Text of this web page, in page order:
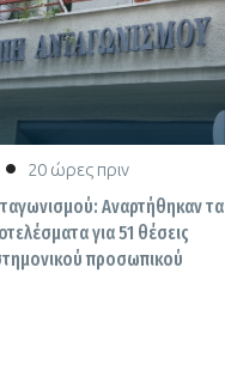
20 ώρες πριν
Αναρτήθηκαν τα
για 51 θέσεις
προσωπικού